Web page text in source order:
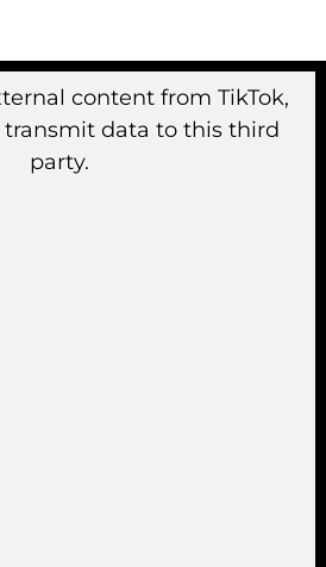
content from TikTok,
data to this third
party.